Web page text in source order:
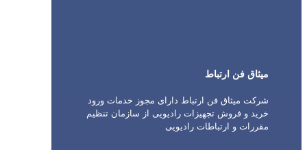
میثاق فن ارتباط
شرکت میثاق فن ارتباط دارای مجوز خدمات ورود
خرید و فروش تجهیزات رادیویی از سازمان تنظیم
مقررات و ارتباطات رادیویی